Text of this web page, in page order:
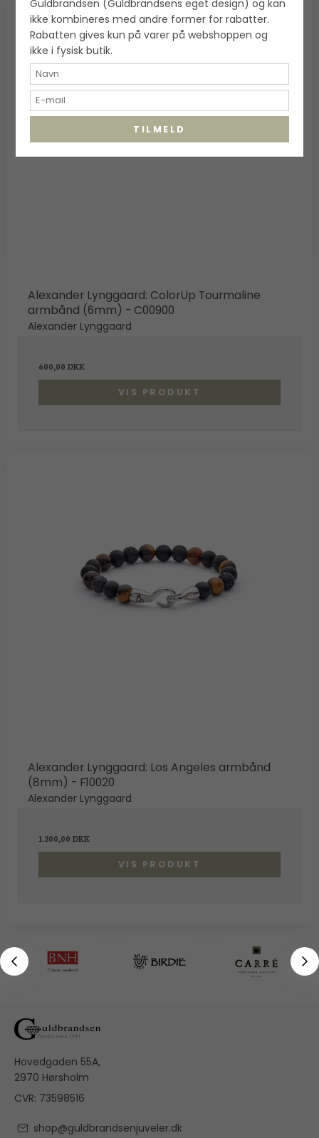
Alexander Lynggaard: ColorUp Tourmaline
armbånd (6mm) - C00900
Alexander Lynggaard
600,00 DKK
VIS PRODUKT
Alexander Lynggaard: Los Angeles armbånd
(8mm) - F10020
Alexander Lynggaard
1.200,00 DKK
VIS PRODUKT
Hovedgaden 55A,
2970 Hørsholm
CVR: 73598516
shop@guldbrandsenjuveler.dk
Guldbrandsen (Guldbrandsens eget design) og kan
ikke kombineres med andre former for rabatter.
Rabatten gives kun på varer på webshoppen og
ikke i fysisk butik.
TILMELD